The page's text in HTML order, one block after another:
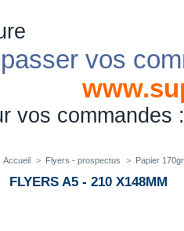
vos
vos commandes
Accueil > Flyers - prospectus > Papier
FLYERS A5 - 210 X148MM